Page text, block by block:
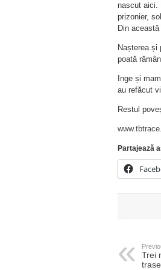
nascut aici.
prizonier,
Din
Nașterea și
poată
Inge și
au refăcut
Restul
Partajează
Trei